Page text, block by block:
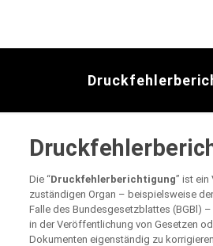
Die “Druckfehlerberichtigung” ist ein
zuständigen Organ – beispielsweise
Falle des Bundesgesetzblattes (BGBl)
in der Veröffentlichung von Gesetzen
Dokumenten eigenständig zu